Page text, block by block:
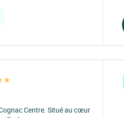
Centre. Situé au cœur